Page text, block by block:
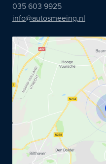
035 603 9925
info@autosmeeing.nl